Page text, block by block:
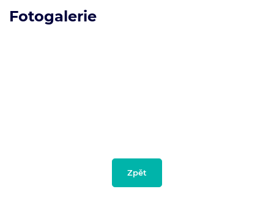
Fotogalerie
Zpět